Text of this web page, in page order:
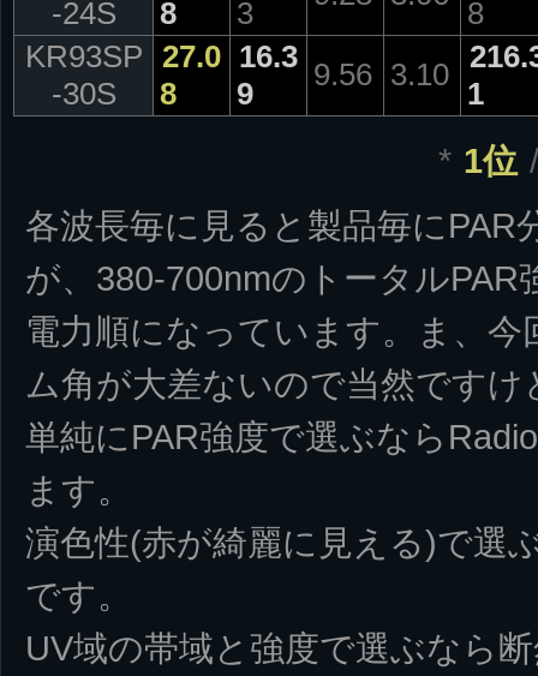
-24S
8
3
8
KR93SP
-30S
27.0
8
16.3
9
9.56 3.10
1
* 1位
各波長毎に見ると製品毎にPAR
が、380-700nmのトータル
電力順になっています。ま、
ム角が大差ないので当然ですけ
単純にPAR強度で選ぶなら
ます。
演色性(赤が綺麗に見える)で選
です。
UV域の帯域と強度で選ぶなら